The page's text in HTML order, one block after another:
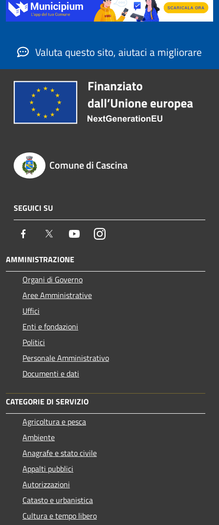
Valuta questo sito, aiutaci a migliorare
Comune di Cascina
SEGUICI SU
Facebook Twitter YoutubeInstagram
AMMINISTRAZIONE
Organi di Governo
Aree Amministrative
Uffici
Enti e fondazioni
Politici
Personale Amministrativo
Documenti e dati
CATEGORIE DI SERVIZIO
Agricoltura e pesca
Ambiente
Anagrafe e stato civile
Appalti pubblici
Autorizzazioni
Catasto e urbanistica
Cultura e tempo libero